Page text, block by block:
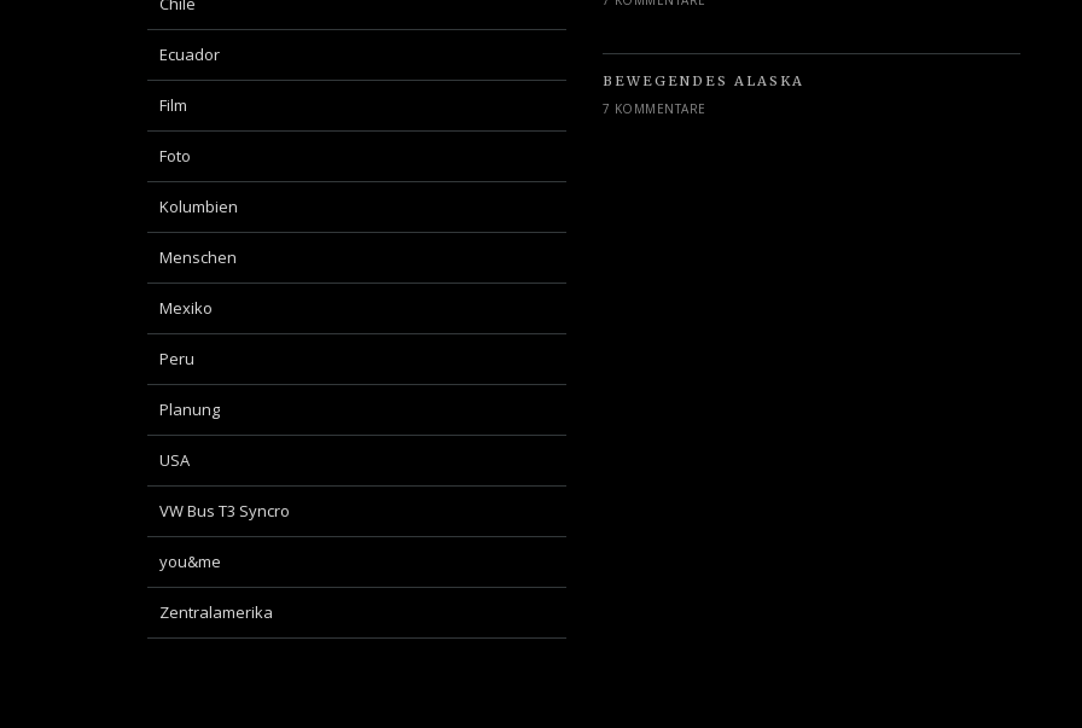
Ecuador
Film
Foto
Kolumbien
Menschen
Mexiko
Peru
Planung
USA
VW Bus T3 Syncro
you&me
Zentralamerika
BEWEGENDES ALASKA
7 KOMMENTARE